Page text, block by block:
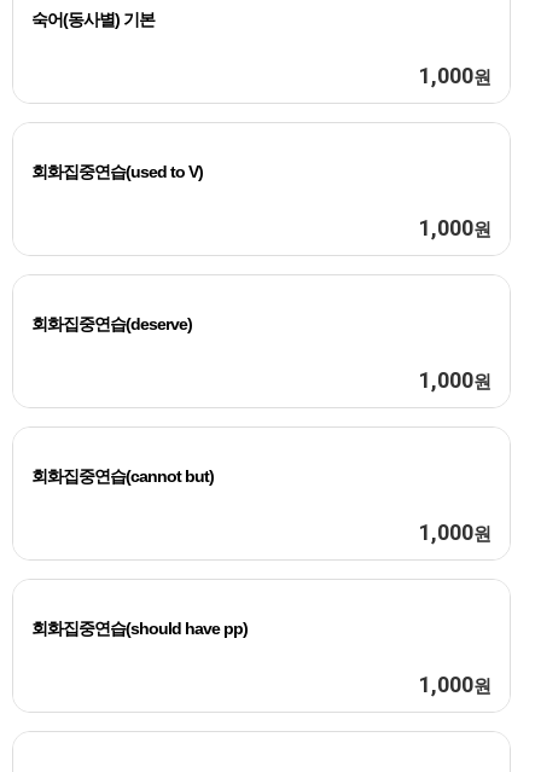
숙어(동사별) 기본
1,000원
회화집중연습(used to V)
1,000원
회화집중연습(deserve)
1,000원
회화집중연습(cannot but)
1,000원
회화집중연습(should have pp)
1,000원